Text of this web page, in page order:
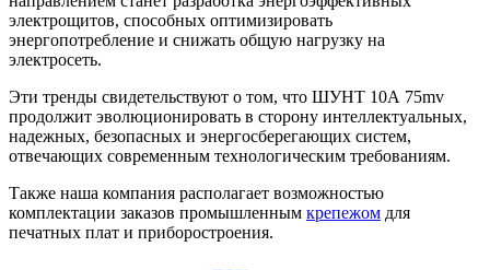
электрощитов, способных оптимизировать
энергопотребление и снижать общую нагрузку на
электросеть.
Эти тренды свидетельствуют о том, что ШУНТ 10А 75mv
продолжит эволюционировать в сторону интеллектуальных,
надежных, безопасных и энергосберегающих систем,
отвечающих современным технологическим требованиям.
Также наша компания располагает возможностью
комплектации заказов промышленным крепежом для
печатных плат и приборостроения.